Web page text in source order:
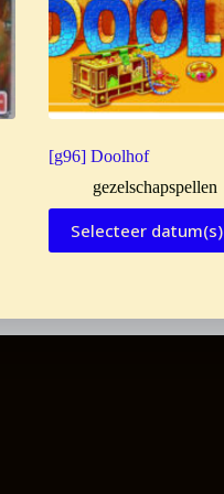
[g96] Doolhof
gezelschapspellen
Selecteer datum(s)